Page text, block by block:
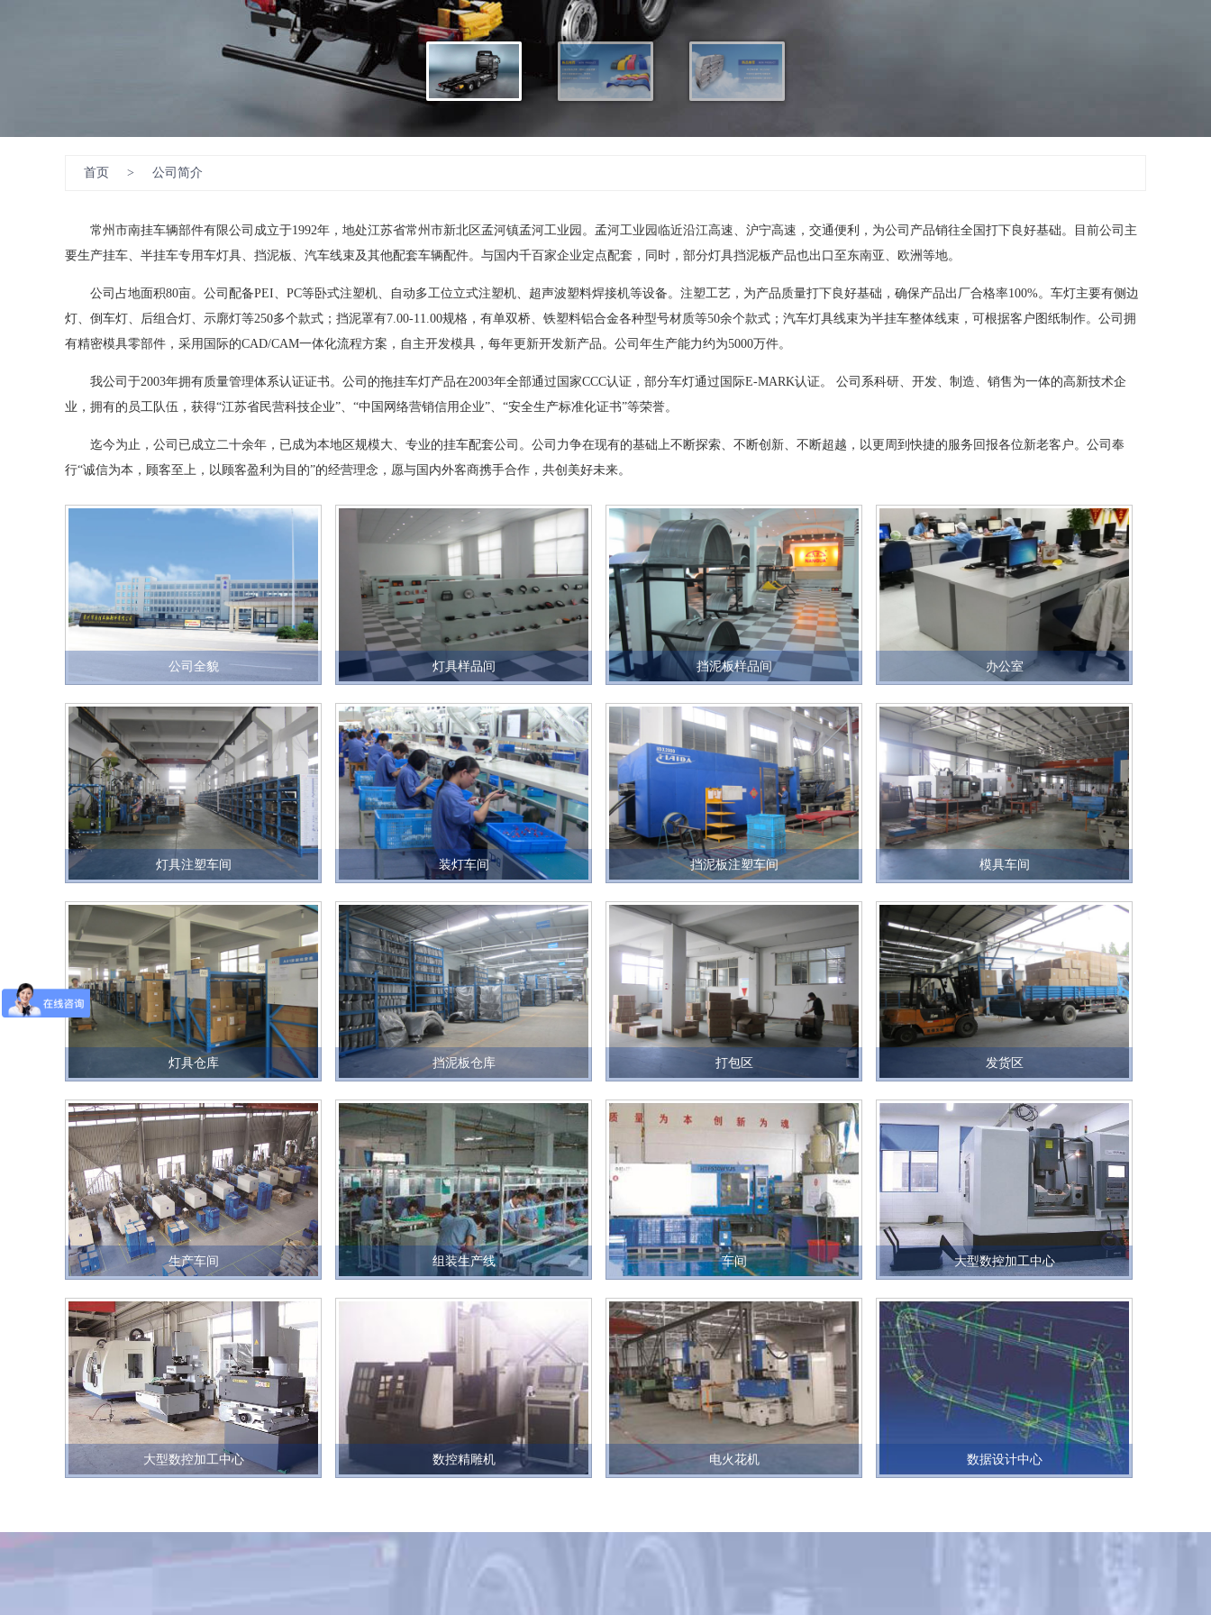
首页 > 公司简介
常州市南挂车辆部件有限公司成立于1992年，地处江苏省常州市新北区孟河镇孟河工业园。孟河工业园临近沿江高速、沪宁高速，交通便利，为公司产品销往全国打下良好基础。目前公司主
要生产挂车、半挂车专用车灯具、挡泥板、汽车线束及其他配套车辆配件。与国内千百家企业定点配套，同时，部分灯具挡泥板产品也出口至东南亚、欧洲等地。
公司占地面积80亩。公司配备PEI、PC等卧式注塑机、自动多工位立式注塑机、超声波塑料焊接机等设备。注塑工艺，为产品质量打下良好基础，确保产品出厂合格率100%。车灯主要有侧边
灯、倒车灯、后组合灯、示廓灯等250多个款式；挡泥罩有7.00-11.00规格，有单双桥、铁塑料铝合金各种型号材质等50余个款式；汽车灯具线束为半挂车整体线束，可根据客户图纸制作。公司拥
有精密模具零部件，采用国际的CAD/CAM一体化流程方案，自主开发模具，每年更新开发新产品。公司年生产能力约为5000万件。
我公司于2003年拥有质量管理体系认证证书。公司的拖挂车灯产品在2003年全部通过国家CCC认证，部分车灯通过国际E-MARK认证。 公司系科研、开发、制造、销售为一体的高新技术企
业，拥有的员工队伍，获得“江苏省民营科技企业”、“中国网络营销信用企业”、“安全生产标准化证书”等荣誉。
迄今为止，公司已成立二十余年，已成为本地区规模大、专业的挂车配套公司。公司力争在现有的基础上不断探索、不断创新、不断超越，以更周到快捷的服务回报各位新老客户。公司奉
行“诚信为本，顾客至上，以顾客盈利为目的”的经营理念，愿与国内外客商携手合作，共创美好未来。
公司全貌 灯具样品间 挡泥板样品间 办公室
灯具注塑车间 装灯车间 挡泥板注塑车间 模具车间
灯具仓库 挡泥板仓库 打包区 发货区
生产车间 组装生产线 车间 大型数控加工中心
大型数控加工中心 数控精雕机 电火花机 数据设计中心